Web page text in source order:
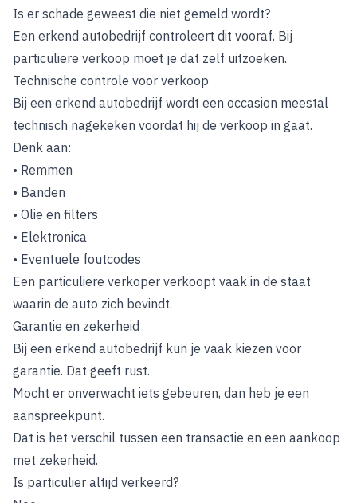
Is er schade geweest die niet gemeld wordt?
Een erkend autobedrijf controleert dit vooraf. Bij
particuliere verkoop moet je dat zelf uitzoeken.
Technische controle voor verkoop
Bij een erkend autobedrijf wordt een occasion meestal
technisch nagekeken voordat hij de verkoop in gaat.
Denk aan:
• Remmen
• Banden
• Olie en filters
• Elektronica
• Eventuele foutcodes
Een particuliere verkoper verkoopt vaak in de staat
waarin de auto zich bevindt.
Garantie en zekerheid
Bij een erkend autobedrijf kun je vaak kiezen voor
garantie. Dat geeft rust.
Mocht er onverwacht iets gebeuren, dan heb je een
aanspreekpunt.
Dat is het verschil tussen een transactie en een aankoop
met zekerheid.
Is particulier altijd verkeerd?